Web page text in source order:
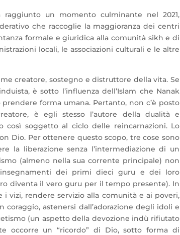
raggiunto un momento culminante nel 2021,
che raccoglie la maggioranza dei centri
formale e giuridica alla comunità sikh e di
locali, le associazioni culturali e le altre
creatore, sostegno e distruttore della vita. Se
è sotto l’influenza dell’Islam che Nanak
forma umana. Pertanto, non c’è posto
è egli stesso l’autore della dualità e
così soggetto al ciclo delle reincarnazioni. Lo
Dio. Per ottenere questo scopo, tre cose sono
la liberazione senza l’intermediazione di un
(almeno nella sua corrente principale) non
dei primi dieci guru e dei loro
diventa il vero guru per il tempo presente). In
vizi, rendere servizio alla comunità e ai poveri,
astenersi dall’adorazione degli idoli e
(un aspetto della devozione indù rifiutato
occorre un “ricordo” di Dio, sotto forma di